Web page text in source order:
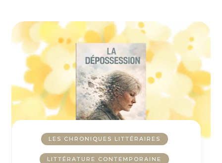
LES CHRONIQUES LITTÉRAIRES
LITTÉRATURE CONTEMPORAINE